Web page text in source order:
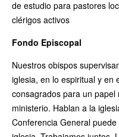
de estudio para pastores
clérigos activos
Fondo Episcopal
Nuestros obispos
iglesia, en lo espiritual y en
consagrados para un
ministerio. Hablan a la
Conferencia General